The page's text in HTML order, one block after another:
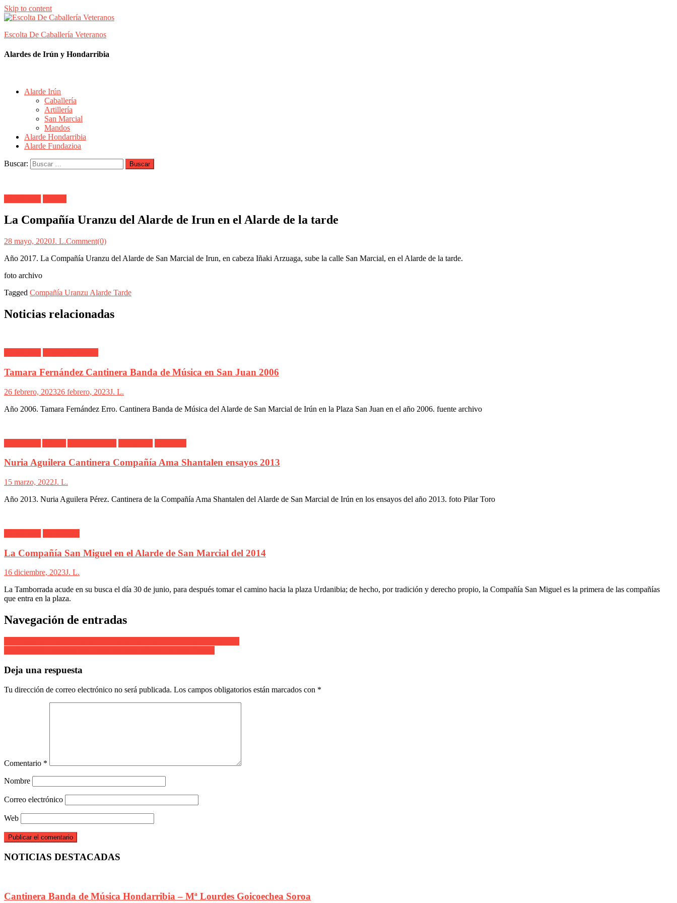
Skip to content
Escolta De Caballería Veteranos
Alardes de Irún y Hondarribia
Alarde Irún
Caballería
Artillería
San Marcial
Mandos
Alarde Hondarribia
Alarde Fundazioa
Buscar:
La Compañía Uranzu del Alarde de Irun en el Alarde de la tarde
28 mayo, 2020J. L.Comment(0)
Año 2017. La Compañía Uranzu del Alarde de San Marcial de Irun, en cabeza Iñaki Arzuaga, sube la calle San Marcial, en el Alarde de la tarde.
foto archivo
Tagged Compañía Uranzu Alarde Tarde
Noticias relacionadas
Tamara Fernández Cantinera Banda de Música en San Juan 2006
26 febrero, 202326 febrero, 2023J. L.
Año 2006. Tamara Fernández Erro. Cantinera Banda de Música del Alarde de San Marcial de Irún en la Plaza San Juan en el año 2006. fuente archivo
Nuria Aguilera Cantinera Compañía Ama Shantalen ensayos 2013
15 marzo, 2022J. L.
Año 2013. Nuria Aguilera Pérez. Cantinera de la Compañía Ama Shantalen del Alarde de San Marcial de Irún en los ensayos del año 2013. foto Pilar Toro
La Compañía San Miguel en el Alarde de San Marcial del 2014
16 diciembre, 2023J. L.
La Tamborrada acude en su busca el día 30 de junio, para después tomar el camino hacia la plaza Urdanibia; de hecho, por tradición y derecho propio, la Compañía San Miguel es la primera de las compañías
que entra en la plaza.
Navegación de entradas
Deja una respuesta
Tu dirección de correo electrónico no será publicada. Los campos obligatorios están marcados con *
Comentario *
Nombre
Correo electrónico
Web
NOTICIAS DESTACADAS
Cantinera Banda de Música Hondarribia – Mª Lourdes Goicoechea Soroa